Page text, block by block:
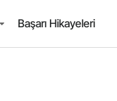
Başarı Hikayeleri